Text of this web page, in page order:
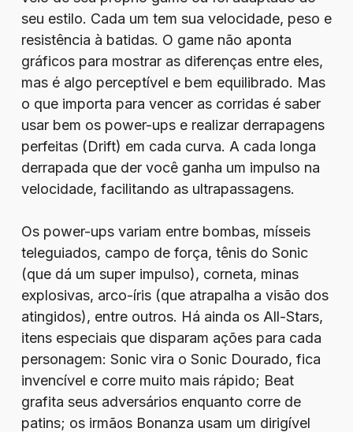
seu estilo. Cada um tem sua velocidade, peso e
resistência à batidas. O game não aponta
gráficos para mostrar as diferenças entre eles,
mas é algo perceptível e bem equilibrado. Mas
o que importa para vencer as corridas é saber
usar bem os power-ups e realizar derrapagens
perfeitas (Drift) em cada curva. A cada longa
derrapada que der você ganha um impulso na
velocidade, facilitando as ultrapassagens.
Os power-ups variam entre bombas, mísseis
teleguiados, campo de força, tênis do Sonic
(que dá um super impulso), corneta, minas
explosivas, arco-íris (que atrapalha a visão dos
atingidos), entre outros. Há ainda os All-Stars,
itens especiais que disparam ações para cada
personagem: Sonic vira o Sonic Dourado, fica
invencível e corre muito mais rápido; Beat
grafita seus adversários enquanto corre de
patins; os irmãos Bonanza usam um dirigível